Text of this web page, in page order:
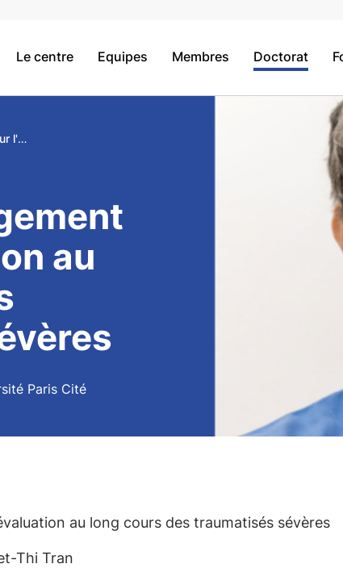
Le centre Equipes Membres Doctorat
Critères de jugement pour l'évaluation au long cours des traumatisés sévères
au
Paris Cité
au long cours des traumatisés sévères
Thi Tran